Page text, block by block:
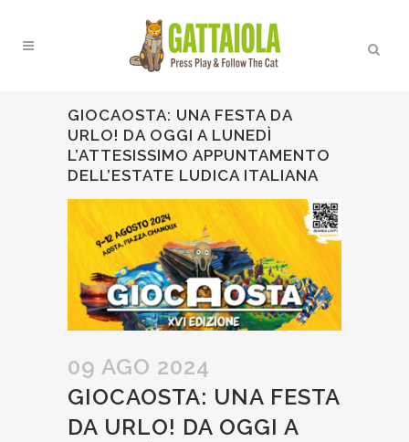
GIOCAOSTA: UNA FESTA DA
URLO! DA OGGI A LUNEDÌ
L’ATTESISSIMO APPUNTAMENTO
DELL’ESTATE LUDICA ITALIANA
09 AGO 2024
GIOCAOSTA: UNA FESTA
DA URLO! DA OGGI A